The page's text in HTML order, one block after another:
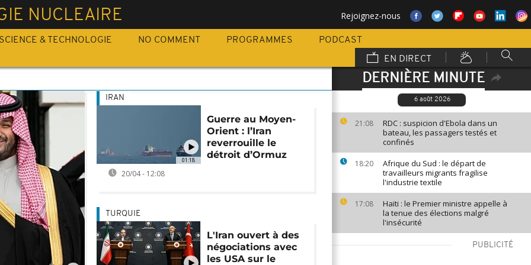
NUCLEAIRE Rejoignez-nous
SCIENCE & TECHNOLOGIE NO COMMENT PROGRAMMES
PODCAST
EN DIRECT
DERNIÈRE MINUTE
6 août 2026
21:08
RDC : suspicion d'Ebola dans un
bateau, les passagers testés et
confinés
18:20
Afrique du Sud : le départ de
travailleurs migrants fragilise
l'industrie textile
17:08
Haïti : le Premier ministre appelle à
la tenue des élections malgré
l'insécurité
PUBLICITÉ
01:18
IRAN
Guerre au Moyen-
Orient : l’Iran
reverrouille le
détroit d’Ormuz
20/04 - 12:08
TURQUIE
L'Iran ouvert à des
négociations avec
les USA sur le